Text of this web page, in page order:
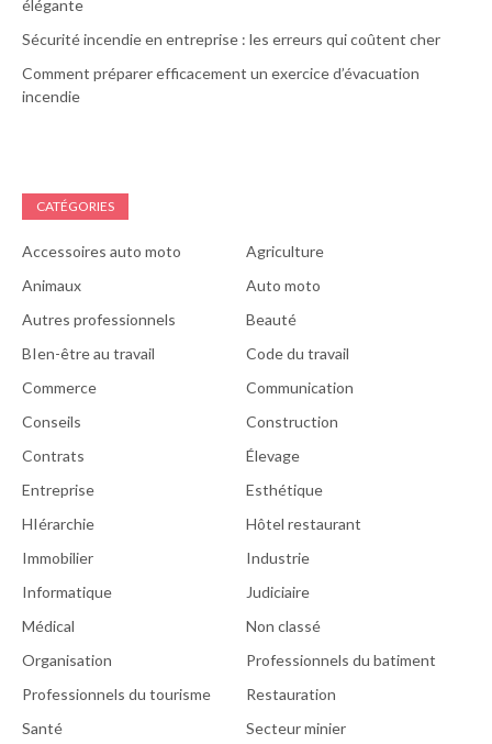
élégante
Sécurité incendie en entreprise : les erreurs qui coûtent cher
Comment préparer efficacement un exercice d’évacuation
incendie
CATÉGORIES
Accessoires auto moto
Agriculture
Animaux
Auto moto
Autres professionnels
Beauté
BIen-être au travail
Code du travail
Commerce
Communication
Conseils
Construction
Contrats
Élevage
Entreprise
Esthétique
HIérarchie
Hôtel restaurant
Immobilier
Industrie
Informatique
Judiciaire
Médical
Non classé
Organisation
Professionnels du batiment
Professionnels du tourisme
Restauration
Santé
Secteur minier